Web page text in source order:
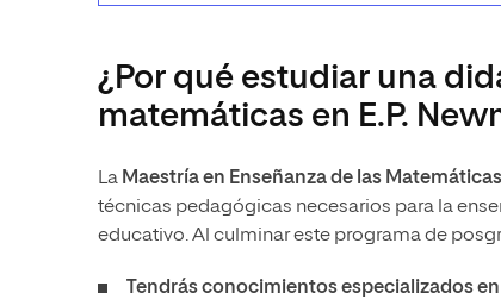
¿Por qué estudiar una
matemáticas en E.P.
La Maestría en Enseñanza de las Matemáticas
técnicas pedagógicas necesarios para la
educativo. Al culminar este programa de
Tendrás conocimientos especializados